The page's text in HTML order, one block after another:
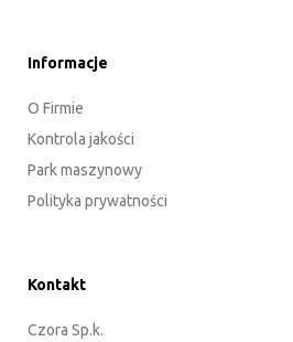
Informacje
O Firmie
Kontrola jakości
Park maszynowy
Polityka prywatności
Kontakt
Czora Sp.k.